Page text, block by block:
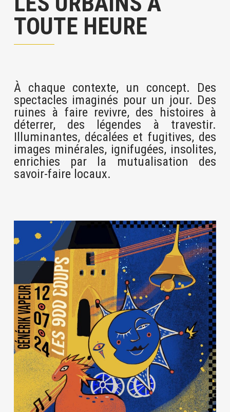
TOUTE HEURE
À chaque contexte, un concept. Des
spectacles imaginés pour un jour. Des
ruines à faire revivre, des histoires à
déterrer, des légendes à travestir.
Illuminantes, décalées et fugitives, des
images minérales, ignifugées, insolites,
enrichies par la mutualisation des
savoir-faire locaux.